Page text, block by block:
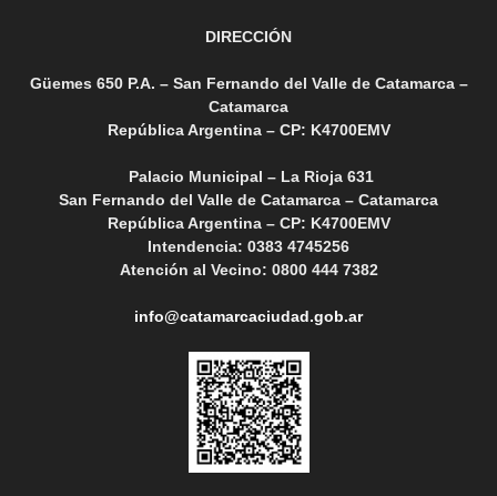
DIRECCIÓN
Güemes 650 P.A. – San Fernando del Valle de Catamarca –
Catamarca
República Argentina – CP: K4700EMV
Palacio Municipal – La Rioja 631
San Fernando del Valle de Catamarca – Catamarca
República Argentina – CP: K4700EMV
Intendencia: 0383 4745256
Atención al Vecino: 0800 444 7382
info@catamarcaciudad.gob.ar